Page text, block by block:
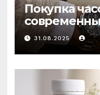
Покупка
выбору
31.08.2025